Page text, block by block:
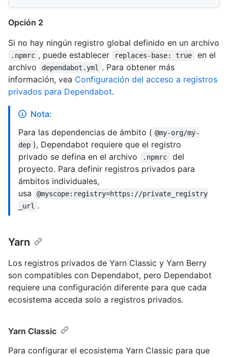
Opción 2
Si no hay ningún registro global definido en un archivo
.npmrc , puede establecer replaces-base: true
en el
archivo
dependabot.yml
. Para obtener más
información, vea Configuración del acceso a registros
privados para Dependabot.
Nota:
Para las dependencias de ámbito ( @my-org/my-
dep ), Dependabot requiere que el registro
privado se defina en el archivo
.npmrc
del
proyecto. Para definir registros privados para
ámbitos individuales,
usa
@myscope:registry=https://private_registry
_url .
Yarn
Los registros privados de Yarn Classic y Yarn Berry
son compatibles con Dependabot, pero Dependabot
requiere una configuración diferente para que cada
ecosistema acceda solo a registros privados.
Yarn Classic
Para configurar el ecosistema Yarn Classic para que